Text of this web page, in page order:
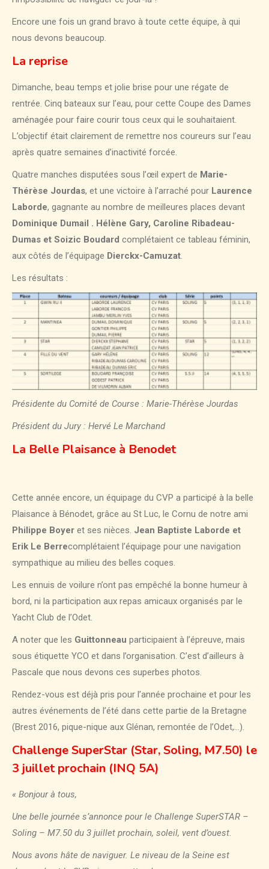
Encore une fois un grand bravo à toute cette équipe, à qui
nous devons beaucoup.
La reprise
Dimanche, beau temps et jolie brise pour une régate de
rentrée. Cinq bateaux sur l’eau, pour cette Coupe des Dames
aménagée pour faire courir tous ceux qui le souhaitaient.
L’objectif était clairement de remettre nos coureurs sur l’eau
après quatre semaines d’inactivité forcée.
Quatre manches disputées sous l’œil expert de Marie-
Thérèse Jourdas, et une victoire à l’arraché pour Laurence
Laborde, gagnante au nombre de meilleures places devant
Dominique Dumail . Hélène Gary, Caroline Ribadeau-
Dumas et Soizic Boudard complétaient ce tableau féminin,
aux côtés de l’équipage Dierckx-Camuzat.
Les résultats :
Présidente du Comité de Course : Marie-Thérèse Jourdas
Président du Jury : Hervé Le Marchand
La Belle Plaisance à Benodet
Cette année encore, un équipage du CVP a participé à la belle
Plaisance à Bénodet, grâce au St Luc, le Cornu de notre ami
Philippe Boyer et ses nièces. Jean Baptiste Laborde et
Erik Le Berrecomplétaient l’équipage pour une navigation
sympathique au milieu des belles coques.
Les ennuis de voilure n’ont pas empêché la bonne humeur à
bord, ni la participation aux repas amicaux organisés par le
Yacht Club de l’Odet.
A noter que les Guittonneau participaient à l’épreuve, mais
sous étiquette YCO et dans l’organisation. C’est d’ailleurs à
Pascale que nous devons ces superbes photos.
Rendez-vous est déjà pris pour l’année prochaine et pour les
autres événements de l’été dans cette partie de la Bretagne
(Brest 2016, pique-nique aux Glénan, remontée de l’Odet,…).
Challenge SuperStar (Star, Soling, M7.50) le
3 juillet prochain (INQ 5A)
« Bonjour à tous,
Une belle journée s’annonce pour le Challenge SuperSTAR –
Soling – M7.50 du 3 juillet prochain, soleil, vent d’ouest.
Nous avons hâte de naviguer. Le niveau de la Seine est